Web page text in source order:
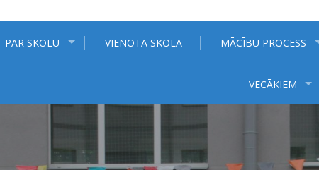
PAR SKOLU VIENOTA SKOLA MĀCĪBU PROCESS
VECĀKIEM